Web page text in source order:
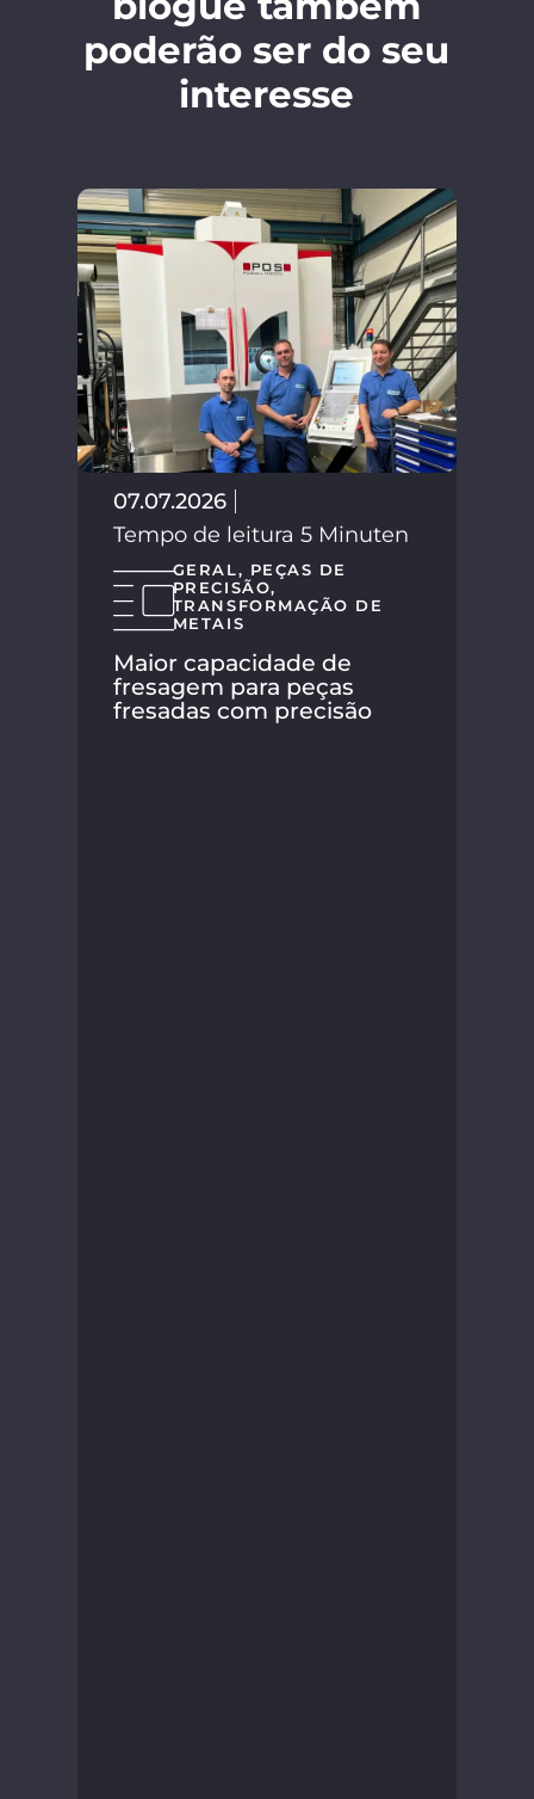
poderão ser do seu
interesse
07.07.2026
Tempo de leitura 5 Minuten
GERAL, PEÇAS DE
PRECISÃO,
TRANSFORMAÇÃO DE
METAIS
Maior capacidade de
fresagem para peças
fresadas com precisão